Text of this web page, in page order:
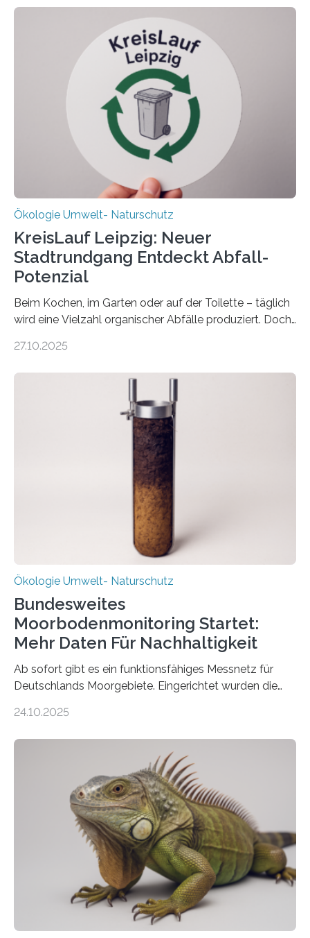
Oldenburg befassen sich insbesondere damit, wie ein
Ökosystem gedeiht – und wie sich dieser Prozess
verlässlich prognostizieren lässt. Grünes Licht für
„DynaCom“: Die Deutsche Forschungsgemeinschaft
(DFG) fördert das Anfang 2019 gestartete
Forschungsprojekt an der Universität Oldenburg für
zwei weitere Jahre mit rund 1,2 Millionen Euro. „Wir
freuen uns sehr über…
Ökologie Umwelt- Naturschutz
KreisLauf Leipzig: Neuer
Stadtrundgang Entdeckt Abfall-
Potenzial
Beim Kochen, im Garten oder auf der Toilette – täglich
wird eine Vielzahl organischer Abfälle produziert. Doch
Potenzial nur dann entfalten können, wenn sie in
Veränderung der Wirtschaft wichtig ist, zeigt der vom
Deutschen Biomasseforschungszentrum und der
Stadtreinigung Leipzig konzipierte und am 24. Oktober
2025 offiziell eingeweihte Stadtrundgang „KreisLauf“. Er
ist ab sofort im Leipziger Stadtgebiet…
27.10.2025
Ökologie Umwelt- Naturschutz
Bundesweites
Moorbodenmonitoring Startet:
Mehr Daten Für Nachhaltigkeit
Ab sofort gibt es ein funktionsfähiges Messnetz für
Deutschlands Moorgebiete. Eingerichtet wurden die
vergangenen fünf Jahren von Wissenschaftlerinnen
heutigen Donnerstag übergeben sie ihren Bericht zur
Aufbauphase an den Auftraggeber, das
Bundesministerium für Landwirtschaft, Ernährung und
Heimat. Braunschweig/Eberswalde (23. Oktober 2025).
Ein Netz aus 155 Messstationen spannt sich neuerdings
über Deutschlands Moorböden. Eingerichtet wurden sie
in den vergangenen fünf Jahren von
Wissenschaftlerinnen und Wissenschaftlern des
Thünen-Instituts für Agrarklimaschutz…
24.10.2025